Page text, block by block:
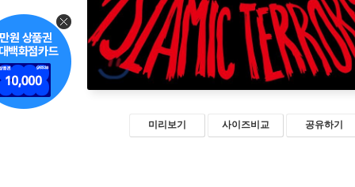
미리보기 사이즈비교 공유하기